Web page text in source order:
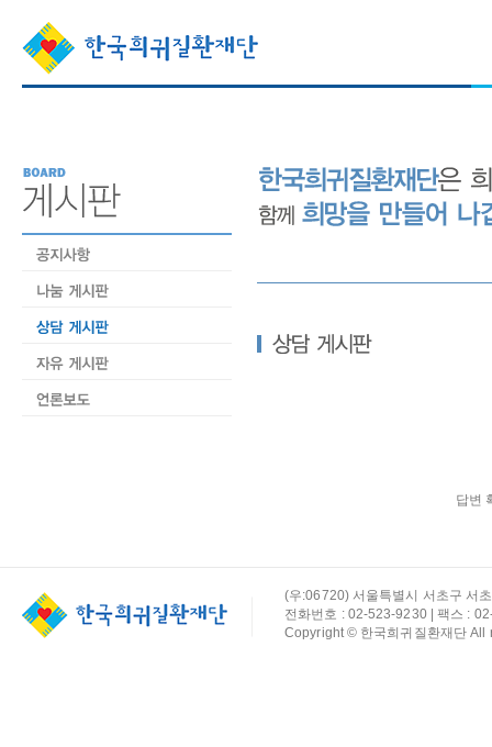
답변
(우:06720) 서울특별시 서초구 서
전화번호 : 02-523-9230 | 팩스 :
Copyright © 한국희귀질환재단